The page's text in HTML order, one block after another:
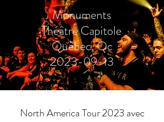
Monuments
Théâtre Capitole
Québec, Qc
2023-09-13
North America Tour 2023 avec